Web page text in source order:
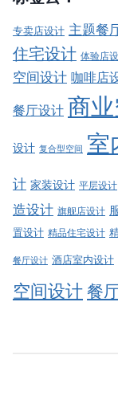
专卖店设计 主题餐
住宅设计 体验店
空间设计 咖啡店
餐厅设计 商
设计 复合型空间 室
计 家装设计 平层设计
造设计 旗舰店设计
置设计 精品住宅设计
餐厅设计 酒店室内设计
空间设计餐